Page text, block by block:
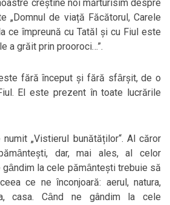
creștine noi mărturisim despre
„Domnul de viață Făcătorul, Carele
ce ȋmpreună cu Tatăl și cu Fiul este
a grăit prin prooroci…”.
fără ȋnceput și fără sfȃrșit, de o
El este prezent în toate lucrările
„Vistierul bunătăților“. Al căror
dar, mai ales, al celor
gȃndim la cele pămȃntești trebuie să
ce ne ȋnconjoară: aerul, natura,
casa. Cȃnd ne gândim la cele